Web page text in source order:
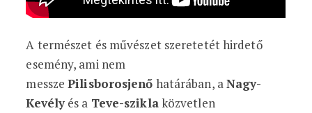
A természet és művészet szeretetét hirdető
esemény, ami nem
messzePilisborosjenő határában, aNagy-
Kevélyés a Teve-sziklaközvetlen